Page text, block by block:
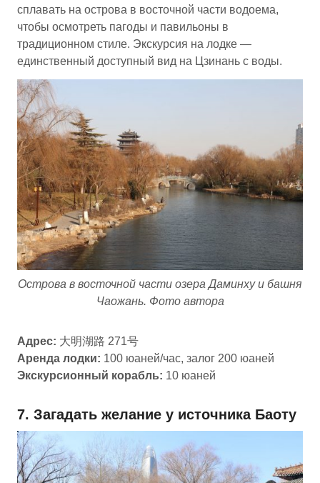
сплавать на острова в восточной части водоема,
чтобы осмотреть пагоды и павильоны в
традиционном стиле. Экскурсия на лодке —
единственный доступный вид на Цзинань с воды.
Острова в восточной части озера Даминху и башня
Чаожань. Фото автора
Адрес: 大明湖路 271号
Аренда лодки: 100 юаней/час, залог 200 юаней
Экскурсионный корабль: 10 юаней
7. Загадать желание у источника Баоту